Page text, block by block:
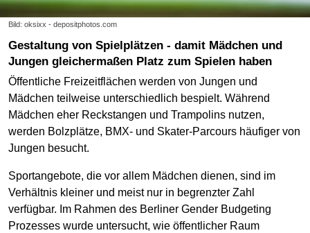
Bild: oksixx - depositphotos.com
Gestaltung von Spielplätzen - damit Mädchen und
Jungen gleichermaßen Platz zum Spielen haben
Öffentliche Freizeitflächen werden von Jungen und
Mädchen teilweise unterschiedlich bespielt. Während
Mädchen eher Reckstangen und Trampolins nutzen,
werden Bolzplätze, BMX- und Skater-Parcours häufiger von
Jungen besucht.
Sportangebote, die vor allem Mädchen dienen, sind im
Verhältnis kleiner und meist nur in begrenzter Zahl
verfügbar. Im Rahmen des Berliner Gender Budgeting
Prozesses wurde untersucht, wie öffentlicher Raum